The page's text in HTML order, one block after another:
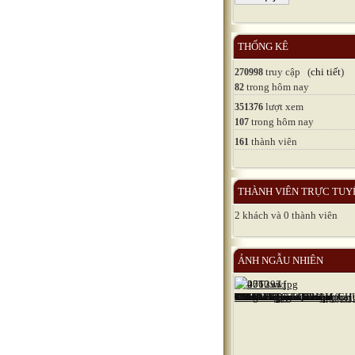
THỐNG KÊ
270998 truy cập (chi tiết)
82 trong hôm nay
351376 lượt xem
107 trong hôm nay
161 thành viên
THÀNH VIÊN TRỰC
2 khách và 0 thành viên
ẢNH NGẪU NHIÊN